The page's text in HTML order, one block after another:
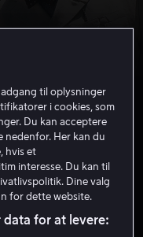
til oplysninger
i cookies, som
Du kan acceptere
nedenfor. Her kan du
hvis et
interesse. Du kan til
Dine valg
for dette website.
data for at levere: